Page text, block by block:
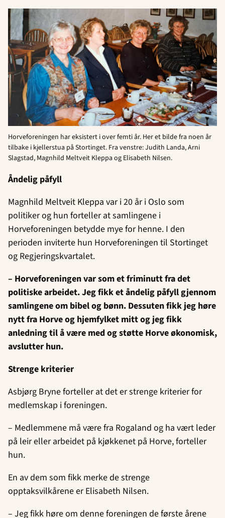
Horveforeningen har eksistert i over femti år. Her et bilde fra noen år
tilbake i kjellerstua på Stortinget. Fra venstre: Judith Landa, Arni
Slagstad, Magnhild Meltveit Kleppa og Elisabeth Nilsen.
Åndelig påfyll
Magnhild Meltveit Kleppa var i 20 år i Oslo som
politiker og hun forteller at samlingene i
Horveforeningen betydde mye for henne. I den
perioden inviterte hun Horveforeningen til Stortinget
og Regjeringskvartalet.
– Horveforeningen var som et friminutt fra det
politiske arbeidet. Jeg fikk et åndelig påfyll gjennom
samlingene om bibel og bønn. Dessuten fikk jeg høre
nytt fra Horve og hjemfylket mitt og jeg fikk
anledning til å være med og støtte Horve økonomisk,
avslutter hun.
Strenge kriterier
Asbjørg Bryne forteller at det er strenge kriterier for
medlemskap i foreningen.
– Medlemmene må være fra Rogaland og ha vært leder
på leir eller arbeidet på kjøkkenet på Horve, forteller
hun.
En av dem som fikk merke de strenge
opptaksvilkårene er Elisabeth Nilsen.
– Jeg fikk høre om denne foreningen de første årene